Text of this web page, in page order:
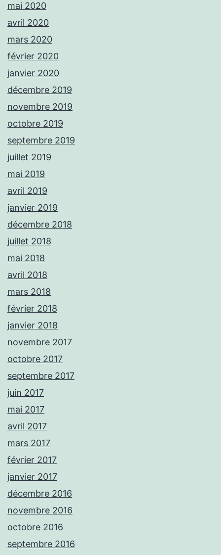
mai 2020
avril 2020
mars 2020
février 2020
janvier 2020
décembre 2019
novembre 2019
octobre 2019
septembre 2019
juillet 2019
mai 2019
avril 2019
janvier 2019
décembre 2018
juillet 2018
mai 2018
avril 2018
mars 2018
février 2018
janvier 2018
novembre 2017
octobre 2017
septembre 2017
juin 2017
mai 2017
avril 2017
mars 2017
février 2017
janvier 2017
décembre 2016
novembre 2016
octobre 2016
septembre 2016